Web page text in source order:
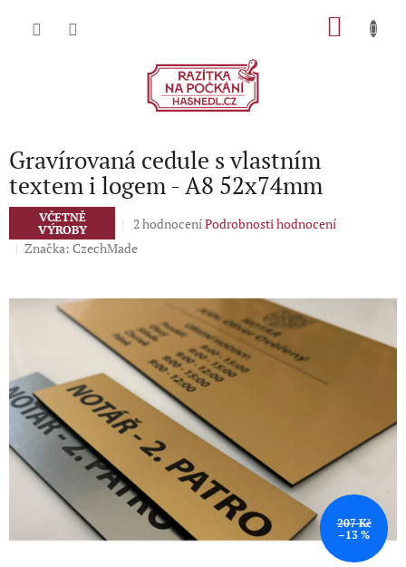
Gravírovaná cedule s vlastním
textem i logem - A8 52x74mm
VČETNĚ
VÝROBY
Průměrné
produktu
5
hvězdiček.
2 hodnoceníPodrobnosti hodnocení
Značka: CzechMade
207 Kč
–13 %